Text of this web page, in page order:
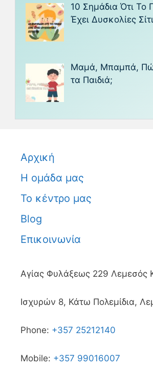
10 Σημάδια Ότι Το
Έχει Δυσκολίες
Μαμά, Μπαμπά,
τα Παιδιά;
Αρχική
Η ομάδα μας
Το κέντρο μας
Blog
Επικοινωνία
Αγίας Φυλάξεως 229 Λεμεσός
Ισχυρών 8, Κάτω Πολεμίδια,
Phone: +357 25212140
Mobile: +357 99016007